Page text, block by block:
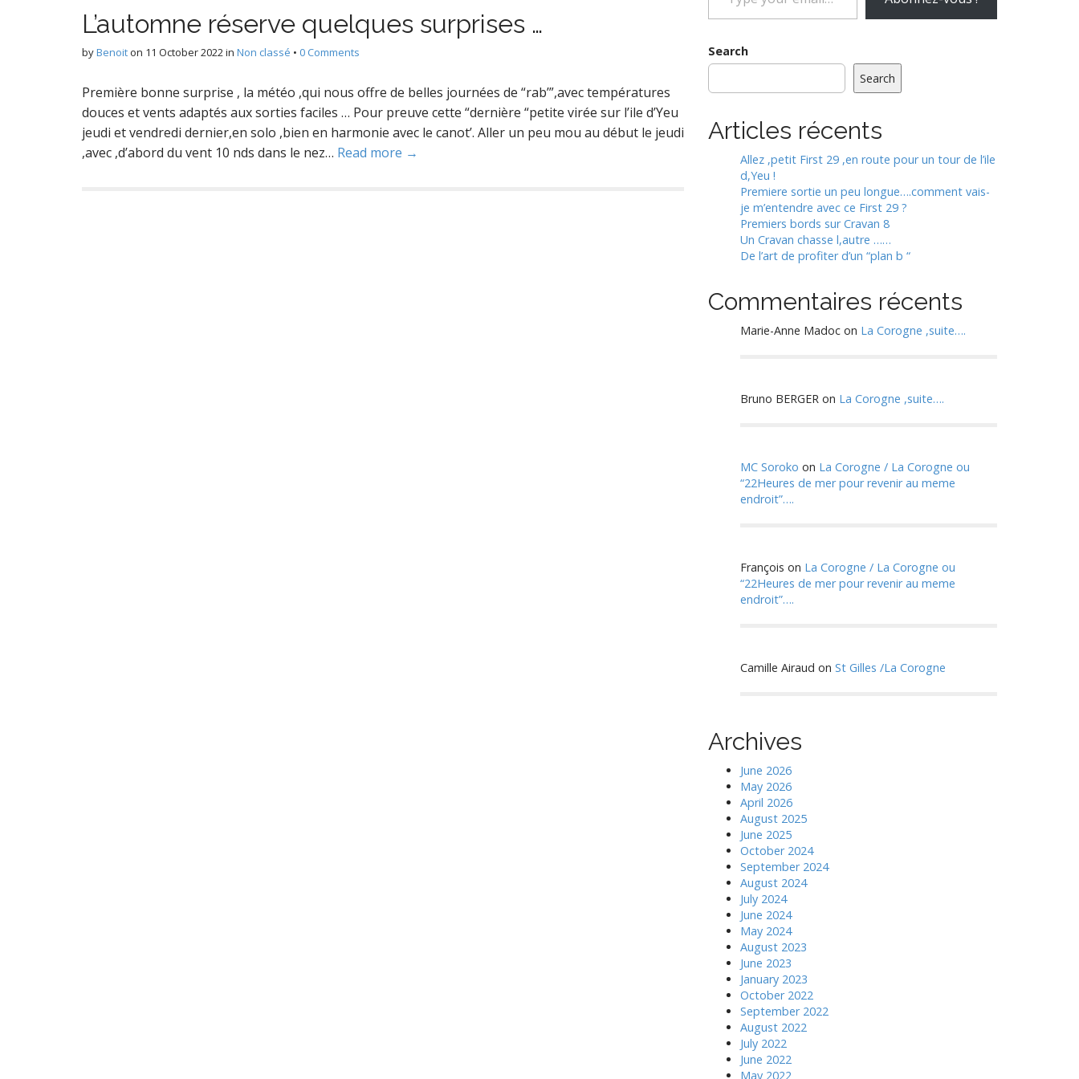
L’automne réserve quelques surprises …
byBenoiton 11 October 2022in Non classé • 0 Comments
Première bonne surprise , la météo ,qui nous offre de belles journées de “rab’”,avec températures
douces et vents adaptés aux sorties faciles … Pour preuve cette “dernière “petite virée sur l’ile d’Yeu
jeudi et vendredi dernier,en solo ,bien en harmonie avec le canot’. Aller un peu mou au début le jeudi
,avec ,d’abord du vent 10 nds dans le nez… Read more →
email…
Search
Search
Articles récents
Allez ,petit First 29 ,en route pour un tour de l’ile
d,Yeu !
Premiere sortie un peu longue….comment vais-
je m’entendre avec ce First 29 ?
Premiers bords sur Cravan 8
Un Cravan chasse l,autre ……
De l’art de profiter d’un “plan b “
Commentaires récents
Marie-Anne Madoc on La Corogne ,suite….
Bruno BERGER on La Corogne ,suite….
MC Soroko on La Corogne / La Corogne ou
“22Heures de mer pour revenir au meme
endroit”….
François on La Corogne / La Corogne ou
“22Heures de mer pour revenir au meme
endroit”….
Camille Airaud on St Gilles /La Corogne
Archives
June 2026
May 2026
April 2026
August 2025
June 2025
October 2024
September 2024
August 2024
July 2024
June 2024
May 2024
August 2023
June 2023
January 2023
October 2022
September 2022
August 2022
July 2022
June 2022
May 2022